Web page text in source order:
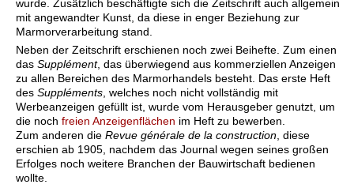
wurde. Zusätzlich beschäftigte sich die Zeitschrift auch allgemein
mit angewandter Kunst, da diese in enger Beziehung zur
Marmorverarbeitung stand.
Neben der Zeitschrift erschienen noch zwei Beihefte. Zum einen
das Supplément, das überwiegend aus kommerziellen Anzeigen
zu allen Bereichen des Marmorhandels besteht. Das erste Heft
des Suppléments , welches noch nicht vollständig mit
Werbeanzeigen gefüllt ist, wurde vom Herausgeber genutzt, um
die noch freien Anzeigenflächen im Heft zu bewerben.
Zum anderen die Revue générale de la construction , diese
erschien ab 1905, nachdem das Journal wegen seines großen
Erfolges noch weitere Branchen der Bauwirtschaft bedienen
wollte.